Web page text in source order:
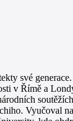
své
v Římě a
Vyučoval